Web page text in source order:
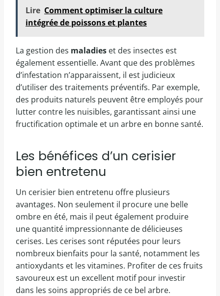
Lire Comment optimiser la culture
intégrée de poissons et plantes
La gestion des maladies et des insectes est
également essentielle. Avant que des problèmes
d’infestation n’apparaissent, il est judicieux
d’utiliser des traitements préventifs. Par exemple,
des produits naturels peuvent être employés pour
lutter contre les nuisibles, garantissant ainsi une
fructification optimale et un arbre en bonne santé.
Les bénéfices d’un cerisier
bien entretenu
Un cerisier bien entretenu offre plusieurs
avantages. Non seulement il procure une belle
ombre en été, mais il peut également produire
une quantité impressionnante de délicieuses
cerises. Les cerises sont réputées pour leurs
nombreux bienfaits pour la santé, notamment les
antioxydants et les vitamines. Profiter de ces fruits
savoureux est un excellent motif pour investir
dans les soins appropriés de ce bel arbre.